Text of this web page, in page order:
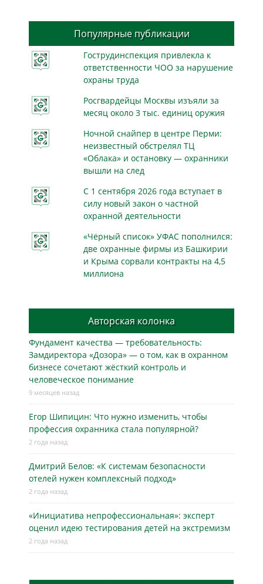
Популярные публикации
Гострудинспекция привлекла к
ответственности ЧОО за нарушение
охраны труда
Росгвардейцы Москвы изъяли за
месяц около 3 тыс. единиц оружия
Ночной снайпер в центре Перми:
неизвестный обстрелял ТЦ
«Облака» и остановку — охранники
вышли на след
С 1 сентября 2026 года вступает в
силу новый закон о частной
охранной деятельности
«Чёрный список» УФАС пополнился:
две охранные фирмы из Башкирии
и Крыма сорвали контракты на 4,5
миллиона
Авторская колонка
Фундамент качества — требовательность:
Замдиректора «Дозора» — о том, как в охранном
бизнесe сочетают жёсткий контроль и
человеческое понимание
9 месяцев назад
Егор Шипицин: Что нужно изменить, чтобы
профессия охранника стала популярной?
2 года назад
Дмитрий Белов: «К системам безопасности
отелей нужен комплексный подход»
2 года назад
«Инициатива непрофессиональная»: эксперт
оценил идею тестирования детей на экстремизм
2 года назад